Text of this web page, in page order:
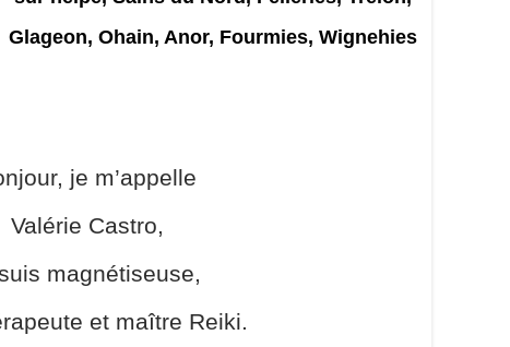
je m’appelle
Valérie Castro,
magnétiseuse,
et maître Reiki.